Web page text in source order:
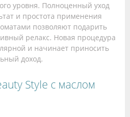
уровня. Полноценный уход
и простота применения
позволяют подарить
релакс. Новая процедура
и начинает приносить
доход.
Style с маслом